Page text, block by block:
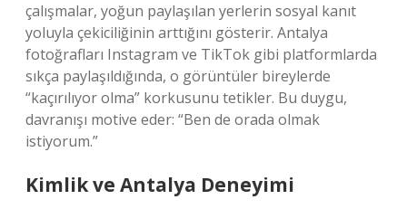
çalışmalar, yoğun paylaşılan yerlerin sosyal kanıt
yoluyla çekiciliğinin arttığını gösterir. Antalya
fotoğrafları Instagram ve TikTok gibi platformlarda
sıkça paylaşıldığında, o görüntüler bireylerde
“kaçırılıyor olma” korkusunu tetikler. Bu duygu,
davranışı motive eder: “Ben de orada olmak
istiyorum.”
Kimlik ve Antalya Deneyimi